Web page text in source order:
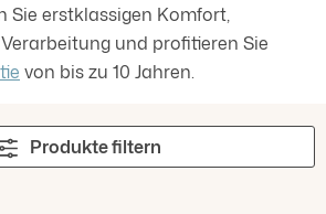
Sie erstklassigen Komfort,
und profitieren Sie
von bis zu 10 Jahren.
Produkte filtern